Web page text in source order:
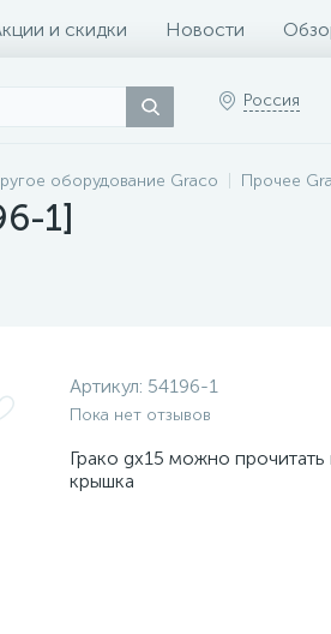
и скидки Новости
Россия
оборудование Graco Прочее
1]
Артикул: 54196-1
Пока нет отзывов
Грако gx15 можно прочитать
крышка